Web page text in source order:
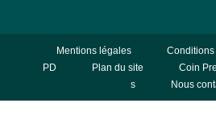
Mentions légales
PD
Plan du site Coin
s
Nous